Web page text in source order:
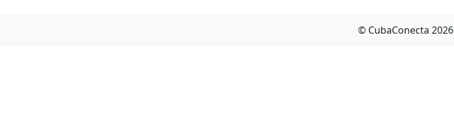
© CubaConecta 2026